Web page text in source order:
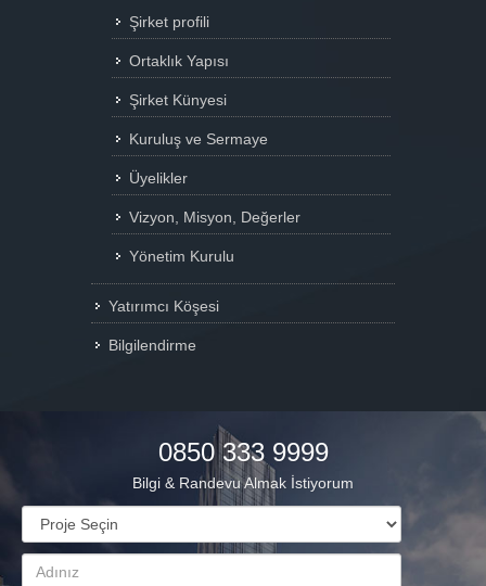
ELEXIA LEVENT
Şirket profili
Ortaklık Yapısı
Şirket Künyesi
Kuruluş ve Sermaye
Üyelikler
Vizyon, Misyon, Değerler
Yönetim Kurulu
Yatırımcı Köşesi
Bilgilendirme
0850 333 9999
Bilgi & Randevu Almak İstiyorum